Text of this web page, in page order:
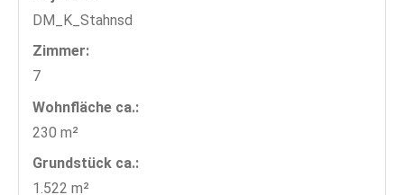
DM_K_Stahnsd
Zimmer:
7
Wohnfläche ca.:
230 m²
Grund­stück ca.:
1.522 m²